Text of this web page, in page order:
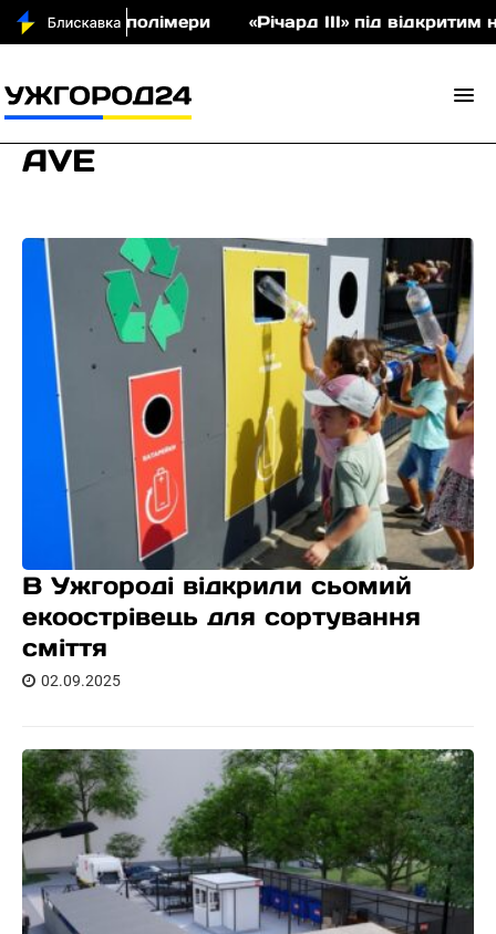
співполімери «Річард ІІІ» під відкритим
AVE
В Ужгороді відкрили сьомий
екоострівець для сортування
сміття
02.09.2025